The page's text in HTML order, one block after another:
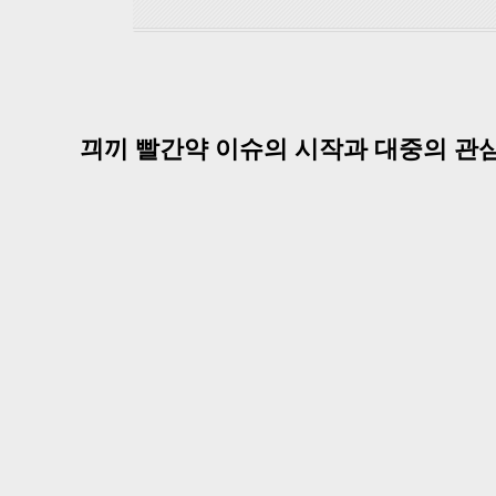
끠끼 빨간약 이슈의 시작과 대중의 관